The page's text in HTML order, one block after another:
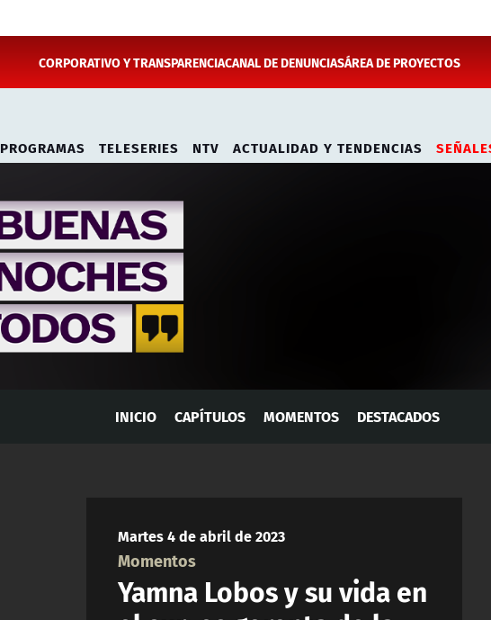
CORPORATIVO Y TRANSPARENCIACANAL DE DENUNCIASÁREA DE PROYECTOS
PROGRAMAS TELESERIES NTV ACTUALIDAD Y TENDENCIAS
INICIO CAPÍTULOS MOMENTOS DESTACADOS
Martes 4 de abril de 2023
Momentos
Yamna Lobos y su vida en